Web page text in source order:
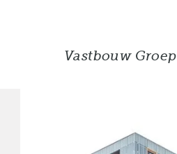
Vastbouw Groep